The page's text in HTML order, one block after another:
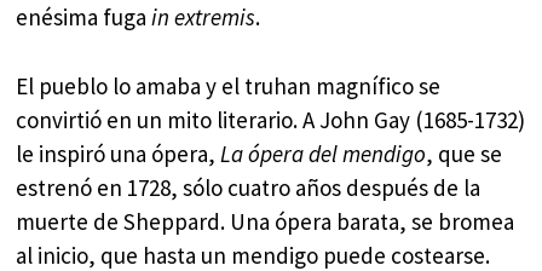
enésima fugain extremis.
El pueblo lo amaba y el truhan magnífico se
convirtió en un mito literario. A John Gay (1685-1732)
le inspiró una ópera,La ópera del mendigo, que se
estrenó en 1728, sólo cuatro años después de la
muerte de Sheppard. Una ópera barata, se bromea
al inicio, que hasta un mendigo puede costearse.